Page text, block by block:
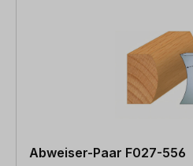
Abweiser-Paar F027-556